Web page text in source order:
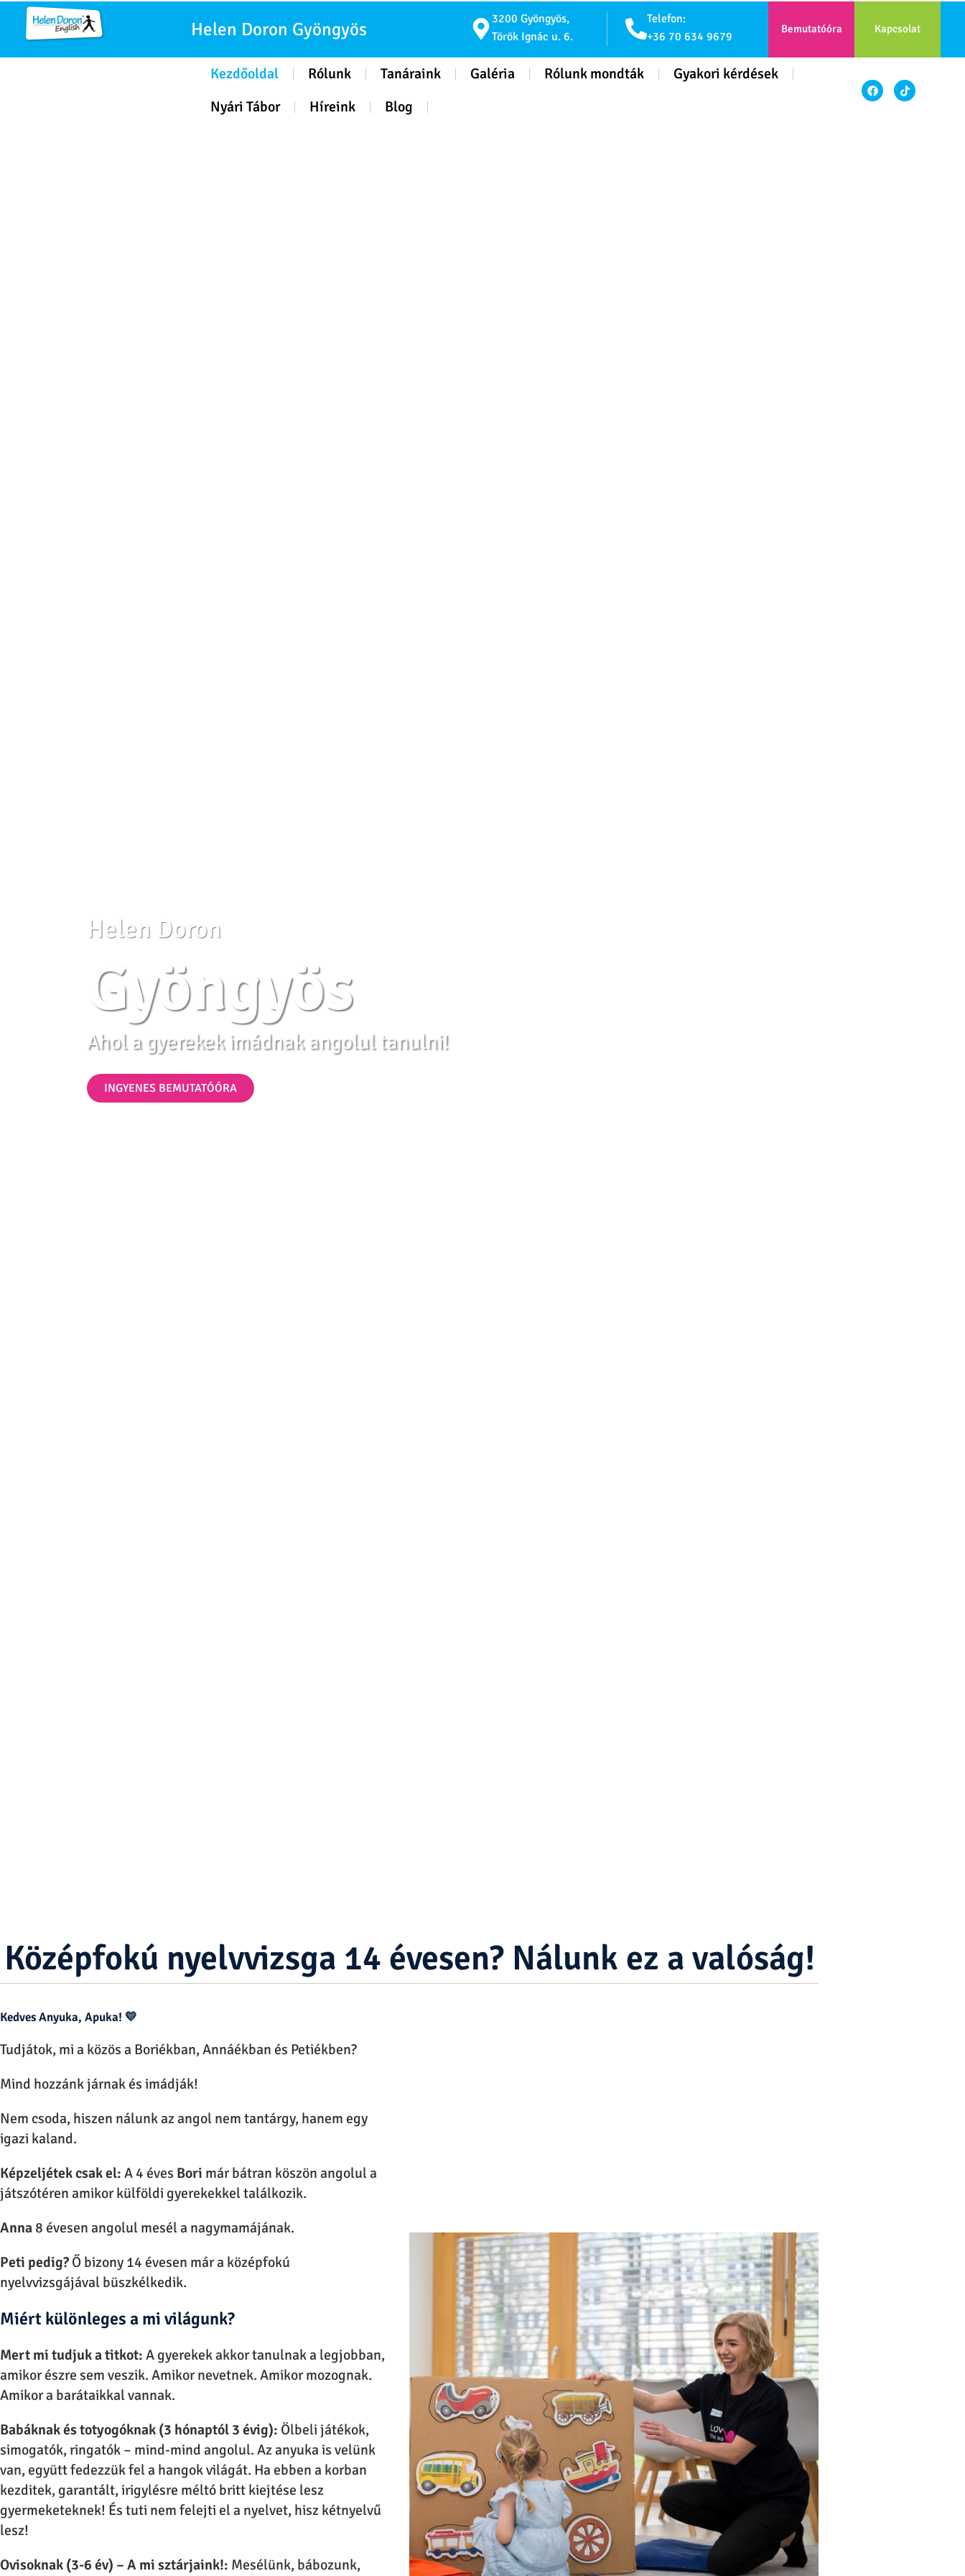
Helen Doron Gyöngyös
3200 Gyöngyös,
Török Ignác u. 6.
Telefon:
+36 70 634 9679
Bemutatóóra Kapcsolat
Kezdőoldal Rólunk Tanáraink Galéria Rólunk mondták
Gyakori kérdések
Nyári Tábor
Híreink Blog
Helen Doron
Gyöngyös
Ahol a gyerekek imádnak angolul tanulni!
INGYENES BEMUTATÓÓRA
Középfokú nyelvvizsga 14 évesen? Nálunk ez a valóság!
Kedves Anyuka, Apuka! 💛
Tudjátok, mi a közös a Boriékban, Annáékban és Petiékben?
Mind hozzánk járnak és imádják!
Nem csoda, hiszen nálunk az angol nem tantárgy, hanem egy
igazi kaland.
Képzeljétek csak el: A 4 éves Bori már bátran köszön angolul a
játszótéren amikor külföldi gyerekekkel találkozik.
Anna 8 évesen angolul mesél a nagymamájának.
Peti pedig? Ő bizony 14 évesen már a középfokú
nyelvvizsgájával büszkélkedik.
Miért különleges a mi világunk?
Mert mi tudjuk a titkot: A gyerekek akkor tanulnak a legjobban,
amikor észre sem veszik. Amikor nevetnek. Amikor mozognak.
Amikor a barátaikkal vannak.
Babáknak és totyogóknak (3 hónaptól 3 évig): Ölbeli játékok,
simogatók, ringatók – mind-mind angolul. Az anyuka is velünk
van, együtt fedezzük fel a hangok világát. Ha ebben a korban
kezditek, garantált, irigylésre méltó britt kiejtése lesz
gyermeketeknek! És tuti nem felejti el a nyelvet, hisz kétnyelvű
lesz!
Ovisoknak (3-6 év) – A mi sztárjaink!: Mesélünk, bábozunk,